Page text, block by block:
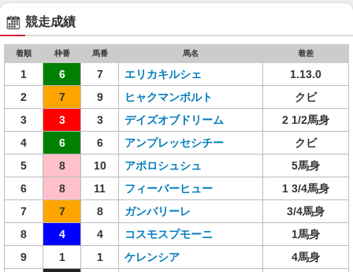
競走成績
着順 枠番 馬番 馬名 着差
1 6 7 エリカキルシェ
1.13.0
2
7 9 ヒャクマンボルト
クビ
3
3 3 デイズオブドリーム
2 1/2馬身
4
6 6 アンプレッセシチー
クビ
5
8 10 アポロシュシュ
5馬身
6
8 11 フィーバーヒュー
1 3/4馬身
7
7 8 ガンバリーレ
3/4馬身
8
4 4 コスモスプモーニ
1馬身
9
1 1 ケレンシア
4馬身